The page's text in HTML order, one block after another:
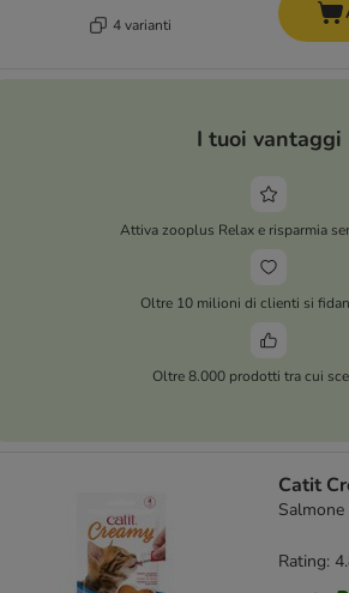
4 varianti
I tuoi vantaggi
Attiva zooplus Relax e risparmia
Oltre 10 milioni di clienti si
Oltre 8.000 prodotti tra cui
Catit
Rating: